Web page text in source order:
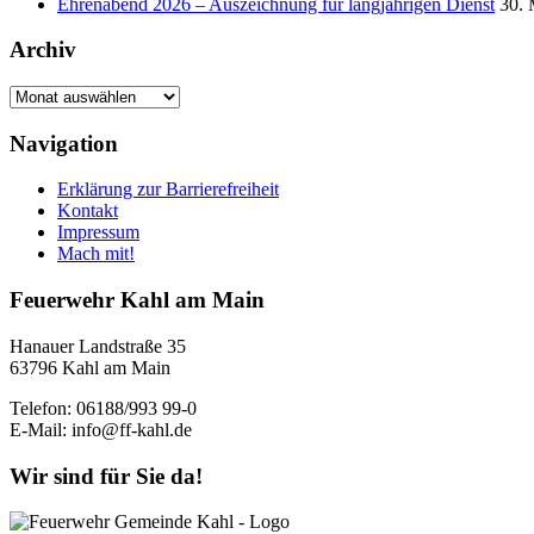
Archiv
Archiv
Navigation
Erklärung zur Barrierefreiheit
Kontakt
Impressum
Mach mit!
Feuerwehr Kahl am Main
Hanauer Landstraße 35
63796 Kahl am Main
Telefon: 06188/993 99-0
E-Mail: info@ff-kahl.de
Wir sind für Sie da!